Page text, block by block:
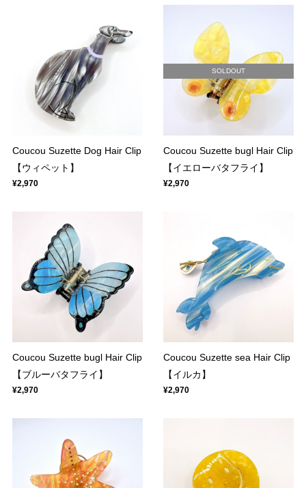
Coucou Suzette Dog Hair Clip
【ウィペット】
¥2,970
SOLDOUT
Coucou Suzette bugl Hair Clip
【イエローバタフライ】
¥2,970
Coucou Suzette bugl Hair Clip
【ブルーバタフライ】
¥2,970
Coucou Suzette sea Hair Clip
【イルカ】
¥2,970